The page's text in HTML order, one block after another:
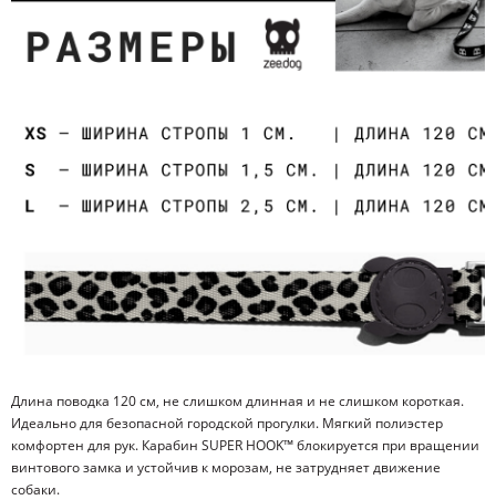
Длина поводка 120 см, не слишком длинная и не слишком короткая.
Идеально для безопасной городской прогулки. Мягкий полиэстер
комфортен для рук. Карабин SUPER HOOK™ блокируется при вращении
винтового замка и устойчив к морозам, не затрудняет движение
собаки.